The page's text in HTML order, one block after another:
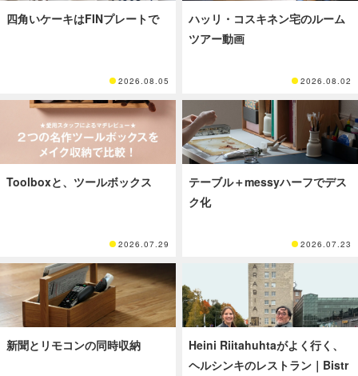
四角いケーキはFINプレートで
2026.08.05
ハッリ・コスキネン宅のルーム
ツアー動画
2026.08.02
Toolboxと、ツールボックス
2026.07.29
テーブル＋messyハーフでデス
ク化
2026.07.23
新聞とリモコンの同時収納
Heini Riitahuhtaがよく行く、
ヘルシンキのレストラン｜Bistr